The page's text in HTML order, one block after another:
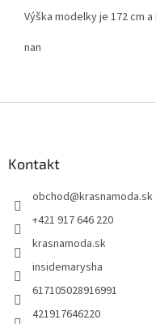
Výška modelky je 172 cm
nan
Kontakt
obchod@krasnamoda.sk
+421 917 646 220
krasnamoda.sk
insidemarysha
617105028916991
421917646220